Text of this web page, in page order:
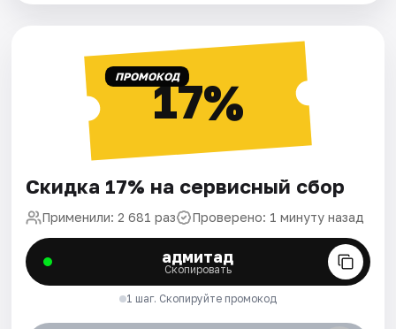
ПРОМОКОД17%
Скидка 17% на сервисный сбор
Применили: 2 681 раз Проверено: 1 минуту назад
адмитад
Скопировать
1 шаг. Скопируйте промокод